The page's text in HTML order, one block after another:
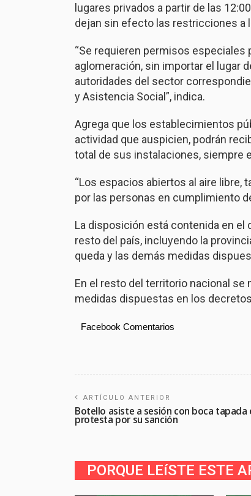
lugares privados a partir de las
dejan sin efecto las restricciones a
“Se requieren permisos especiales
aglomeración, sin importar el lugar
autoridades del sector
y Asistencia Social”, indica.
Agrega que los establecimientos
actividad que auspicien, podrán
total de sus instalaciones, siempre
“Los espacios abiertos al aire libre,
por las personas en cumplimiento
La disposición está contenida en el
resto del país, incluyendo la
queda y las demás medidas
En el resto del territorio nacional
medidas dispuestas en los
Facebook Comentarios
ARTÍCULO ANTERIOR
Botello asiste a sesión con boca tapada
protesta por su sanción
PORQUE LEíSTE ESTE